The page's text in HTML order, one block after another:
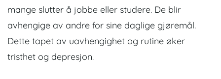
mange slutter å jobbe eller studere. De blir
avhengige av andre for sine daglige gjøremål.
Dette tapet av uavhengighet og rutine øker
tristhet og depresjon.